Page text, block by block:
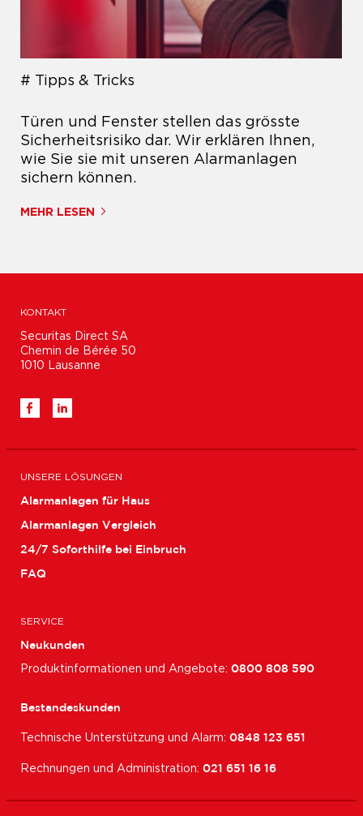
Tipps & Tricks
Türen und Fenster stellen das grösste
Sicherheitsrisiko dar. Wir erklären Ihnen,
wie Sie sie mit unseren Alarmanlagen
sichern können.
MEHR LESEN
UNSERE LÖSUNGEN
Alarmanlagen für Haus
Alarmanlagen Vergleich
24/7 Soforthilfe bei Einbruch
FAQ
SERVICE
Neukunden
Produktinformationen und Angebote:0800 808 590
Bestandeskunden
Technische Unterstützung und Alarm:0848 123 651
Rechnungen und Administration:021 651 16 16
KONTAKT
Securitas Direct SA
Chemin de Bérée 50
1010 Lausanne